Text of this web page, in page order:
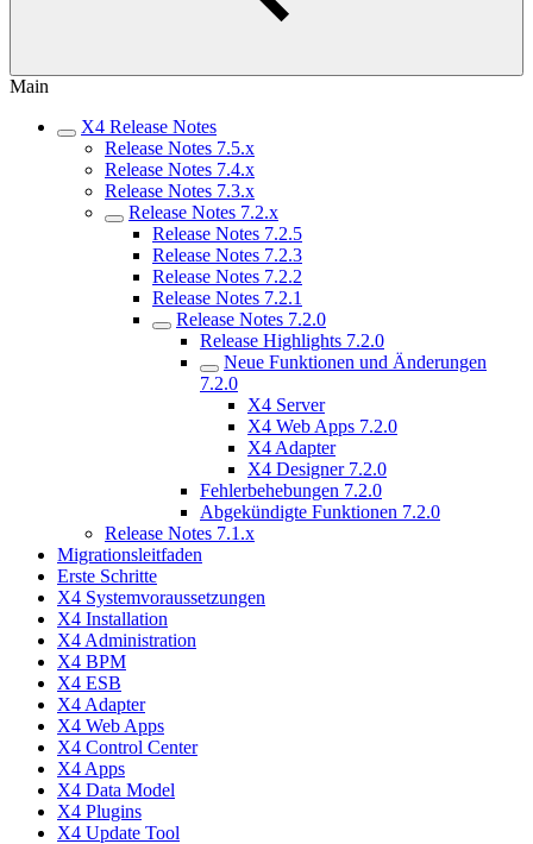
Main
X4 Release Notes
Release Notes 7.5.x
Release Notes 7.4.x
Release Notes 7.3.x
Release Notes 7.2.x
Release Notes 7.2.5
Release Notes 7.2.3
Release Notes 7.2.2
Release Notes 7.2.1
Release Notes 7.2.0
Release Highlights 7.2.0
Neue Funktionen und Änderungen
7.2.0
X4 Server
X4 Web Apps 7.2.0
X4 Adapter
X4 Designer 7.2.0
Fehlerbehebungen 7.2.0
Abgekündigte Funktionen 7.2.0
Release Notes 7.1.x
Migrationsleitfaden
Erste Schritte
X4 Systemvoraussetzungen
X4 Installation
X4 Administration
X4 BPM
X4 ESB
X4 Adapter
X4 Web Apps
X4 Control Center
X4 Apps
X4 Data Model
X4 Plugins
X4 Update Tool